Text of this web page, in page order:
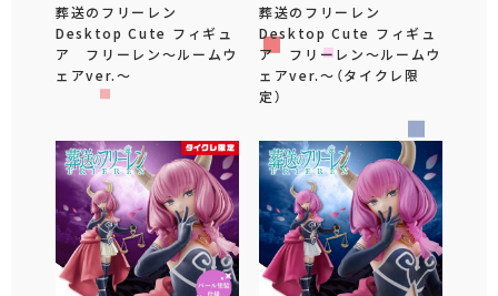
葬送のフリーレン
Desktop Cute フィギュ
ア フリーレン～ルームウ
ェアver.～
葬送のフリーレン
Desktop Cute フィギュ
ア フリーレン～ルームウ
ェアver.～（タイクレ限
定）